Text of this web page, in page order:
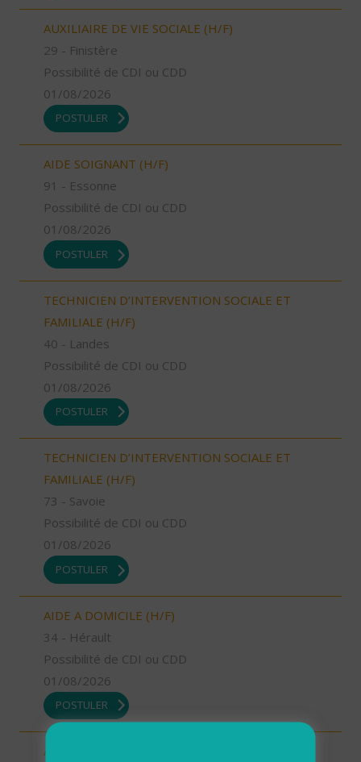
AUXILIAIRE DE VIE SOCIALE (H/F)
29 - Finistère
Possibilité de CDI ou CDD
01/08/2026
POSTULER
AIDE SOIGNANT (H/F)
91 - Essonne
Possibilité de CDI ou CDD
01/08/2026
POSTULER
TECHNICIEN D’INTERVENTION SOCIALE ET
FAMILIALE (H/F)
40 - Landes
Possibilité de CDI ou CDD
01/08/2026
POSTULER
TECHNICIEN D’INTERVENTION SOCIALE ET
FAMILIALE (H/F)
73 - Savoie
Possibilité de CDI ou CDD
01/08/2026
POSTULER
AIDE A DOMICILE (H/F)
34 - Hérault
Possibilité de CDI ou CDD
01/08/2026
POSTULER
AIDE A DOMICILE (H/F)